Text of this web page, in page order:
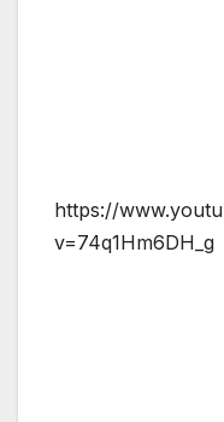
https://
v=74q1Hm6DH_g